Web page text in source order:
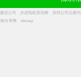
设公司 步进电机资讯网
深圳公司注册
分享网 sitemap